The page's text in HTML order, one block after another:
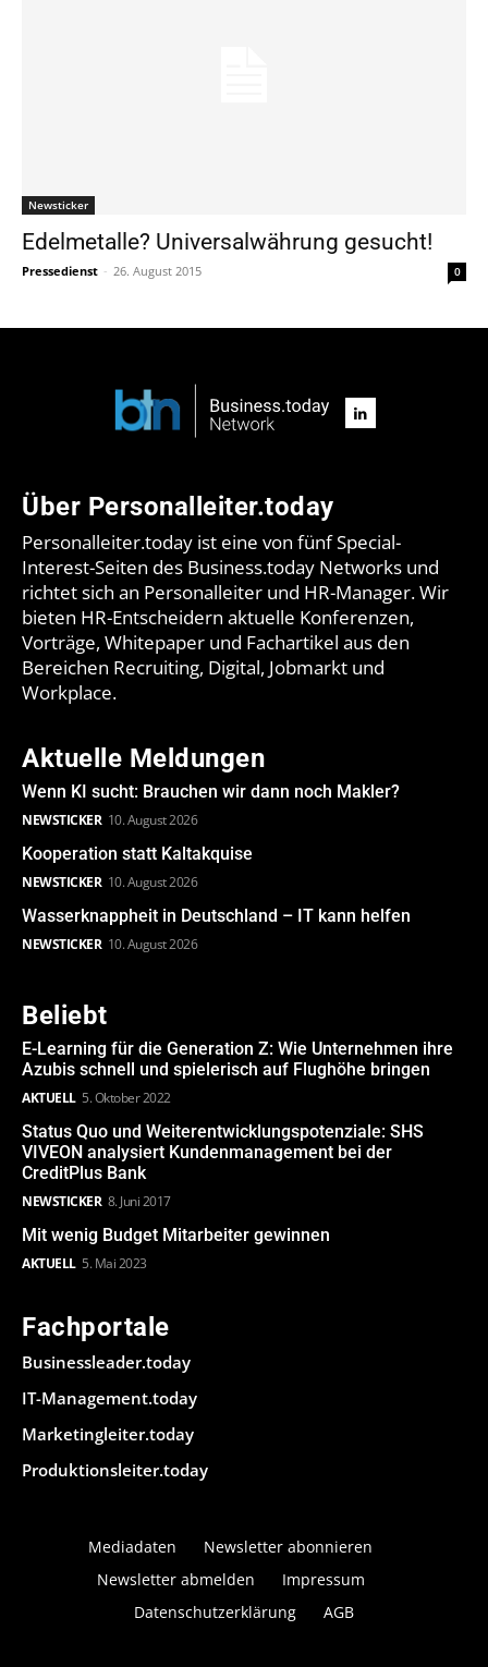
Newsticker
Edelmetalle? Universalwährung gesucht!
Pressedienst - 26. August 2015 0
Über Personalleiter.today
Personalleiter.today ist eine von fünf Special-
Interest-Seiten des Business.today Networks und
richtet sich an Personalleiter und HR-Manager. Wir
bieten HR-Entscheidern aktuelle Konferenzen,
Vorträge, Whitepaper und Fachartikel aus den
Bereichen Recruiting, Digital, Jobmarkt und
Workplace.
Aktuelle Meldungen
Wenn KI sucht: Brauchen wir dann noch Makler?
NEWSTICKER 10. August 2026
Kooperation statt Kaltakquise
NEWSTICKER 10. August 2026
Wasserknappheit in Deutschland – IT kann helfen
NEWSTICKER 10. August 2026
Beliebt
E-Learning für die Generation Z: Wie Unternehmen ihre
Azubis schnell und spielerisch auf Flughöhe bringen
AKTUELL 5. Oktober 2022
Status Quo und Weiterentwicklungspotenziale: SHS
VIVEON analysiert Kundenmanagement bei der
CreditPlus Bank
NEWSTICKER 8. Juni 2017
Mit wenig Budget Mitarbeiter gewinnen
AKTUELL 5. Mai 2023
Fachportale
Businessleader.today
IT-Management.today
Marketingleiter.today
Produktionsleiter.today
Mediadaten
Newsletter abonnieren
Newsletter abmelden
Impressum
Datenschutzerklärung
AGB